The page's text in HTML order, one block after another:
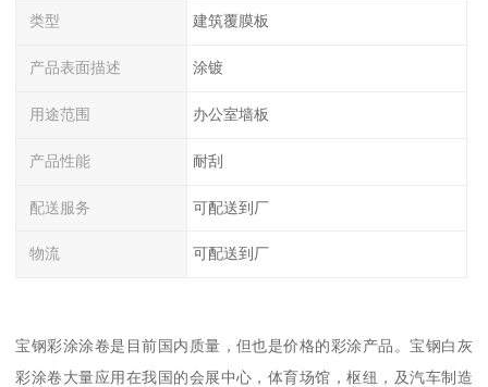
类型 建筑覆膜板
产品表面描述 涂镀
用途范围 办公室墙板
产品性能 耐刮
配送服务 可配送到厂
物流 可配送到厂
宝钢彩涂涂卷是目前国内质量，但也是价格的彩涂产品。宝钢白灰
彩涂卷大量应用在我国的会展中心，体育场馆，枢纽，及汽车制造